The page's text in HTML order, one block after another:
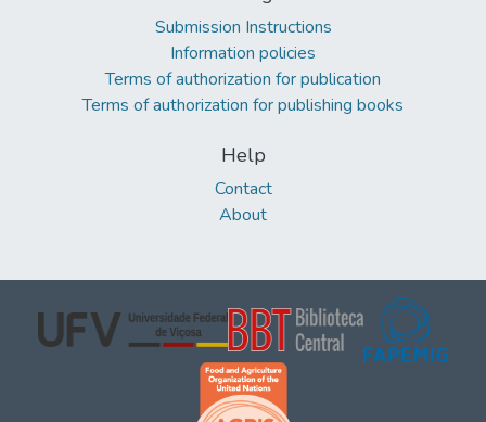
Submission Instructions
Information policies
Terms of authorization for publication
Terms of authorization for publishing books
Help
Contact
About